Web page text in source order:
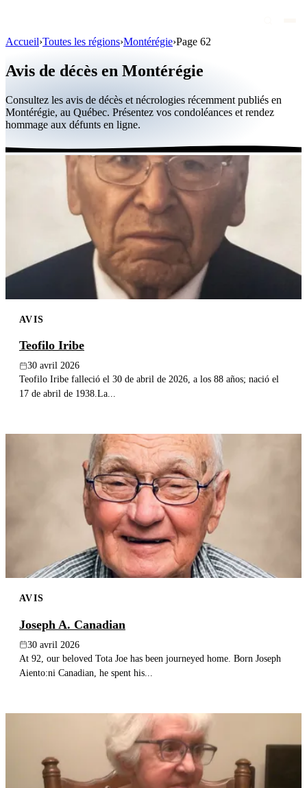
Personnalités publiques
Québec
Canada
International
Maisons funéraires
Éternea
Recherche
Accueil›Toutes les régions›Montérégie›Page 62
Avis de décès en Montérégie
Consultez les avis de décès et nécrologies récemment publiés en
Montérégie, au Québec. Présentez vos condoléances et rendez
hommage aux défunts en ligne.
AVIS
Teofilo Iribe
30 avril 2026
Teofilo Iribe falleció el 30 de abril de 2026, a los 88 años; nació el
17 de abril de 1938.La...
AVIS
Joseph A. Canadian
30 avril 2026
At 92, our beloved Tota Joe has been journeyed home. Born Joseph
Aiento:ni Canadian, he spent his...